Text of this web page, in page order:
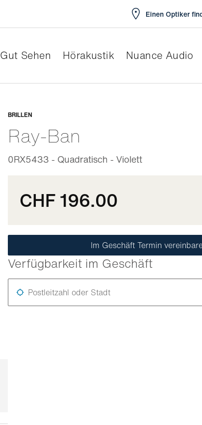
Einen Optiker
Gut Sehen Hörakustik Nuance Audio
BRILLEN
Ray-Ban
0RX5433 - Quadratisch - Violett
Anpassbar
CHF 196.00
Im Geschäft Termin
Verfügbarkeit im Geschäft
Postleitzahl oder Stadt